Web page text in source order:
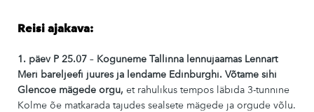
Reisi ajakava:
1. päev P 25.07 – Koguneme Tallinna lennujaamas Lennart
Meri bareljeefi juures ja lendame Edinburghi. Võtame sihi
Glencoe mägede orgu, et rahulikus tempos läbida 3-tunnine
Kolme õe matkarada tajudes sealsete mägede ja orgude võlu.